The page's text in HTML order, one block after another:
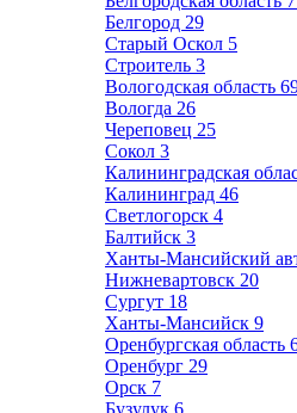
Белгород 29
Старый Оскол 5
Строитель 3
Вологодская область
Вологда 26
Череповец 25
Сокол 3
Калининградская
Калининград 46
Светлогорск 4
Балтийск 3
Ханты-Мансийский
Нижневартовск 20
Сургут 18
Ханты-Мансийск 9
Оренбургская область
Оренбург 29
Орск 7
Бузулук 6